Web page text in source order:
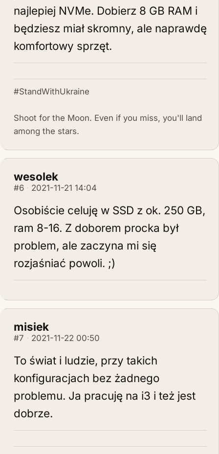
najlepiej NVMe. Dobierz 8 GB RAM i
będziesz miał skromny, ale naprawdę
komfortowy sprzęt.
#StandWithUkraine
Shoot for the Moon. Even if you miss, you'll land
among the stars.
wesolek
#6 2021-11-21 14:04
Osobiście celuję w SSD z ok. 250 GB,
ram 8-16. Z doborem procka był
problem, ale zaczyna mi się
rozjaśniać powoli. ;)
misiek
#7 2021-11-22 00:50
To świat i ludzie, przy takich
konfiguracjach bez żadnego
problemu. Ja pracuję na i3 i też jest
dobrze.